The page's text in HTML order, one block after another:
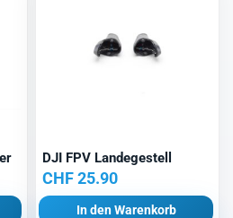
DJI FPV Landegestell
CHF25.90
In den Warenkorb